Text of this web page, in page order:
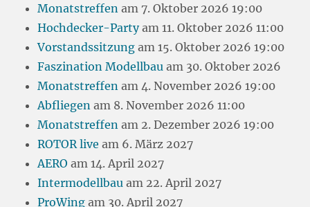
Monatstreffen am 7. Oktober 2026 19:00
Hochdecker-Partyam 11. Oktober 2026 11:00
Vorstandssitzung am 15. Oktober 2026 19:00
Faszination Modellbau am 30. Oktober 2026
Monatstreffen am 4. November 2026 19:00
Abfliegen am 8. November 2026 11:00
Monatstreffen am 2. Dezember 2026 19:00
ROTOR live am 6. März 2027
AERO am 14. April 2027
Intermodellbau am 22. April 2027
ProWing am 30. April 2027